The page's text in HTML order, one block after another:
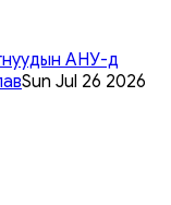
АНУ-д
Sun Jul 26 2026